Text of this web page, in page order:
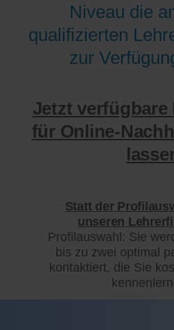
Niveau die
qualifizierten
zur
Jetzt verfügbare
für Online-
Statt der
unseren
Profilauswahl: Sie
bis zu zwei optimal
kontaktiert, die Sie